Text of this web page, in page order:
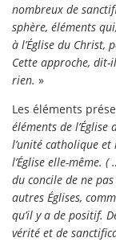
nombreux de
sphère, éléments
à l’Église du Christ,
Cette approche,
rien. »
Les éléments
éléments de
l’unité catholique
l’Église elle-même.
du concile de ne
autres Églises,
qu’il y a de positif.
vérité et de